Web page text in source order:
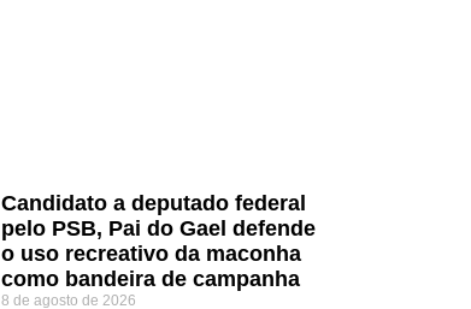
Candidato a deputado federal
pelo PSB, Pai do Gael defende
o uso recreativo da maconha
como bandeira de campanha
8 de agosto de 2026